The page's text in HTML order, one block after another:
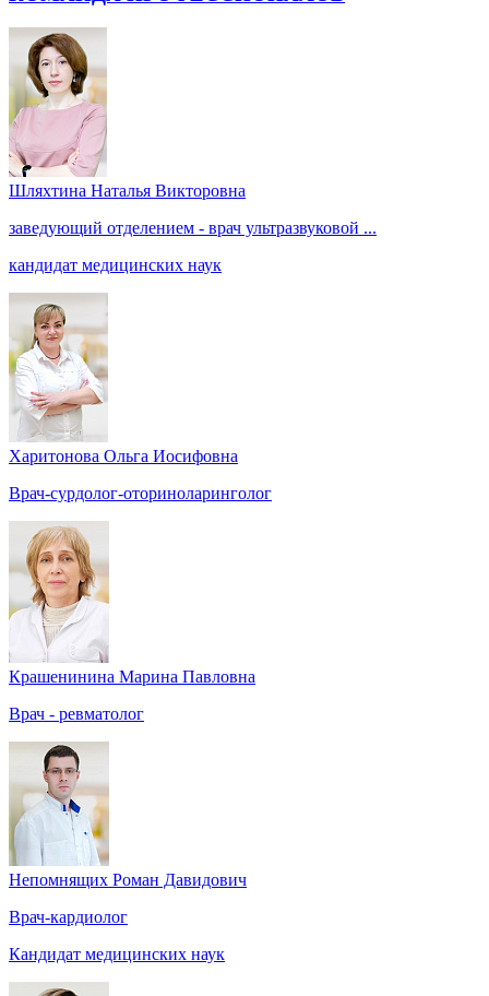
Шляхтина Наталья Викторовна
заведующий отделением - врач ультразвуковой ...
кандидат медицинских наук
Харитонова Ольга Иосифовна
Врач-сурдолог-оториноларинголог
Крашенинина Марина Павловна
Врач - ревматолог
Непомнящих Роман Давидович
Врач-кардиолог
Кандидат медицинских наук